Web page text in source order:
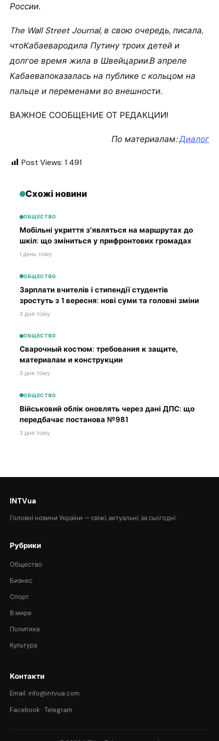
России.
The Wall Street Journal, в свою очередь, писала,
чтоКабаевародила Путину троих детей и
долгое время жила в Швейцарии.В апреле
Кабаевапоказалась на публике с кольцом на
пальце и переменами во внешности.
ВАЖНОЕ СООБЩЕНИЕ ОТ РЕДАКЦИИ!
По материалам:Диалог
Post Views: 1 491
Схожі новини
ОБЩЕСТВО
Мобільні укриття з’являться на маршрутах до
шкіл: що зміниться у прифронтових громадах
1 день тому
ОБЩЕСТВО
Зарплати вчителів і стипендії студентів
зростуть з 1 вересня: нові суми та головні зміни
3 дня тому
ОБЩЕСТВО
Сварочный костюм: требования к защите,
материалам и конструкции
3 дня тому
ОБЩЕСТВО
Військовий облік оновлять через дані ДПС: що
передбачає постанова №981
3 дня тому
INTVua
Головні новини України — свіжі, актуальні, за сьогодні.
Рубрики
Общество
Бизнес
Спорт
В мире
Политика
Культура
Контакти
Email: info@intvua.com
Facebook · Telegram